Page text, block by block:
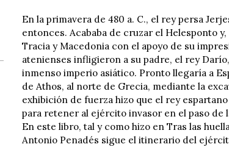
En la primavera de 480 a. C., el rey persa
entonces. Acababa de cruzar el Helesponto
Tracia y Macedonia con el apoyo de su
atenienses infligieron a su padre, el rey
inmenso imperio asiático. Pronto llegaría a
de Athos, al norte de Grecia, mediante la
exhibición de fuerza hizo que el rey
para retener al ejército invasor en el paso de
En este libro, tal y como hizo en Tras las
Antonio Penadés sigue el itinerario del